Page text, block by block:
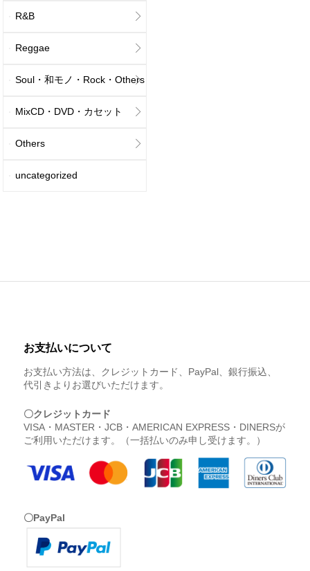
R&B
Reggae
Soul・和モノ・Rock・Others
MixCD・DVD・カセット
Others
uncategorized
お支払いについて
お支払い方法は、クレジットカード、PayPal、銀行振込、
代引きよりお選びいただけます。
〇クレジットカード
VISA・MASTER・JCB・AMERICAN EXPRESS・DINERSが
ご利用いただけます。（一括払いのみ申し受けます。）
〇PayPal